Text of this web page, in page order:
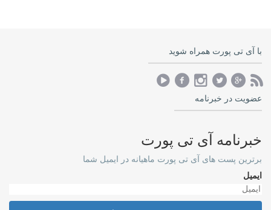
با آی تی پورت همراه شوید
عضویت در خبرنامه
خبرنامه آی تی پورت
برترین پست های آی تی پورت ماهیانه در ایمیل شما
ایمیل